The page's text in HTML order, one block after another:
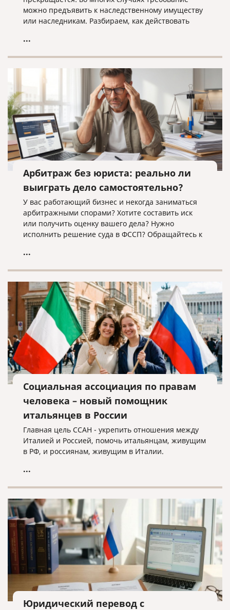
можно предъявить к наследственному имуществу
или наследникам. Разбираем, как действовать
наследство, еще не приняли его или когда
...
Арбитраж без юриста: реально ли
выиграть дело самостоятельно?
У вас работающий бизнес и некогда заниматься
арбитражными спорами? Хотите составить иск
или получить оценку вашего дела? Нужно
исполнить решение суда в ФССП? Обращайтесь к
...
Социальная ассоциация по правам
человека – новый помощник
итальянцев в России
Главная цель ССАН - укрепить отношения между
Италией и Россией, помочь итальянцам, живущим
в РФ, и россиянам, живущим в Италии.
...
Юридический перевод с